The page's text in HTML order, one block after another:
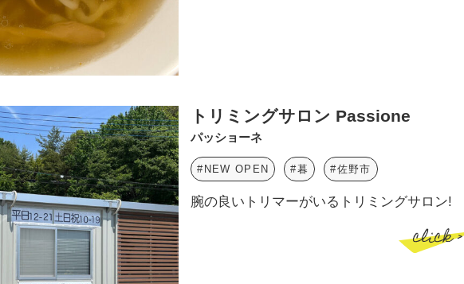
トリミングサロン Passione
パッショーネ
#NEW OPEN #暮 #佐野市
腕の良いトリマーがいるトリミングサロン!
click >